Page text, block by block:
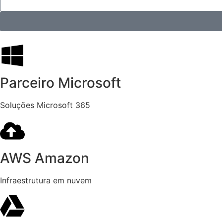
Parceiro Microsoft
Soluções Microsoft 365
AWS Amazon
Infraestrutura em nuvem